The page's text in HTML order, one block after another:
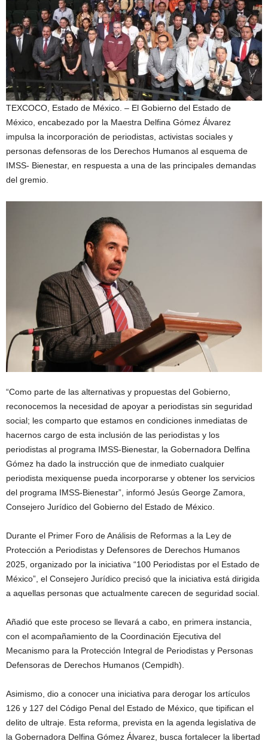
TEXCOCO, Estado de México. – El Gobierno del Estado de
México, encabezado por la Maestra Delfina Gómez Álvarez
impulsa la incorporación de periodistas, activistas sociales y
personas defensoras de los Derechos Humanos al esquema de
IMSS- Bienestar, en respuesta a una de las principales demandas
del gremio.
“Como parte de las alternativas y propuestas del Gobierno,
reconocemos la necesidad de apoyar a periodistas sin seguridad
social; les comparto que estamos en condiciones inmediatas de
hacernos cargo de esta inclusión de las periodistas y los
periodistas al programa IMSS-Bienestar, la Gobernadora Delfina
Gómez ha dado la instrucción que de inmediato cualquier
periodista mexiquense pueda incorporarse y obtener los servicios
del programa IMSS-Bienestar”, informó Jesús George Zamora,
Consejero Jurídico del Gobierno del Estado de México.
Durante el Primer Foro de Análisis de Reformas a la Ley de
Protección a Periodistas y Defensores de Derechos Humanos
2025, organizado por la iniciativa “100 Periodistas por el Estado de
México”, el Consejero Jurídico precisó que la iniciativa está dirigida
a aquellas personas que actualmente carecen de seguridad social.
Añadió que este proceso se llevará a cabo, en primera instancia,
con el acompañamiento de la Coordinación Ejecutiva del
Mecanismo para la Protección Integral de Periodistas y Personas
Defensoras de Derechos Humanos (Cempidh).
Asimismo, dio a conocer una iniciativa para derogar los artículos
126 y 127 del Código Penal del Estado de México, que tipifican el
delito de ultraje. Esta reforma, prevista en la agenda legislativa de
la Gobernadora Delfina Gómez Álvarez, busca fortalecer la libertad